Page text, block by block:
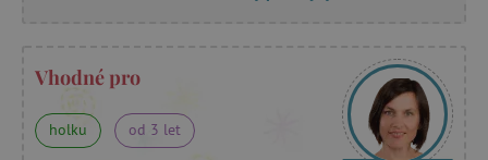
Vhodné pro
holku od 3 let